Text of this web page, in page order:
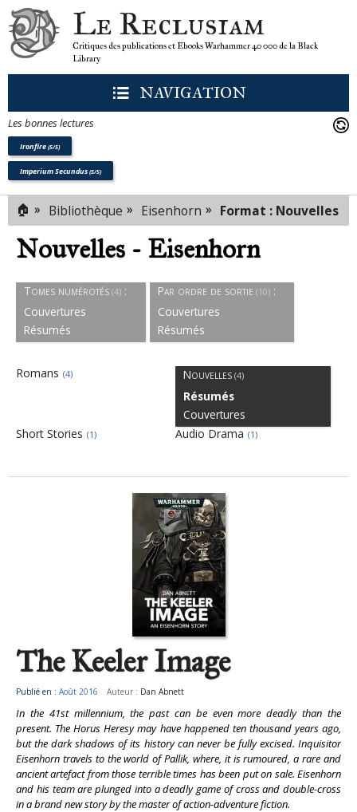
Le Reclusiam
Critiques des publications et Ebooks Warhammer 40 000 de la Black
Library
NAVIGATION
Les bonnes lectures
Ironfire (5/5)
Imperium Secundus (5/5)
🏠 » Bibliothèque » Eisenhorn » Format : Nouvelles
Nouvelles - Eisenhorn
Tomes numérotés (4) :
Couvertures
Résumés
Par ordre de sortie (10):
Couvertures
Résumés
Romans (4) Nouvelles (4)
Résumés
Couvertures
Short Stories (1) Audio Drama (1)
The Keeler Image
Publié en : Août 2016 Auteur : Dan Abnett
In the 41st millennium, the past can be even more deadly than the
present. The Horus Heresy may have happened ten thousand years ago,
but the dark shadows of its history can never be fully excised. Inquisitor
Eisenhorn travels to the world of Pallik, where, it is rumoured, a rare and
ancient artefact from those terrible times has been put on sale. Eisenhorn
and his team are plunged into a deadly game of cross and double-cross
in a brand new story by the master of action-adventure fiction.